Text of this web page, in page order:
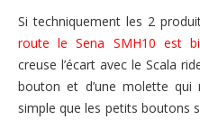
Si techniquement les 2
route le Sena SMH10 est
creuse l’écart avec le Scala
bouton et d’une molette qui
simple que les petits boutons